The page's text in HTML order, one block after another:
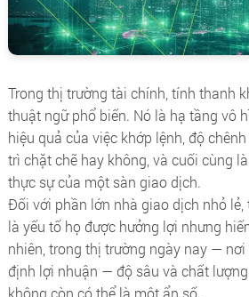
Trong thị trường tài chính, tính thanh
thuật ngữ phổ biến. Nó là hạ tầng vô
hiệu quả của việc khớp lệnh, độ
trì chặt chẽ hay không, và cuối cùng
thực sự của một sàn giao dịch.
Đối với phần lớn nhà giao dịch nhỏ
là yếu tố họ được hưởng lợi nhưng
nhiên, trong thị trường ngày nay —
định lợi nhuận — độ sâu và chất
không còn có thể là một ẩn số.